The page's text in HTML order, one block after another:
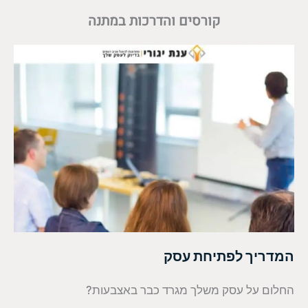
קורסים והדרכות במתנה
המדריך לפתיחת עסק
החלום על עסק משלך מגרד כבר באצבעות?